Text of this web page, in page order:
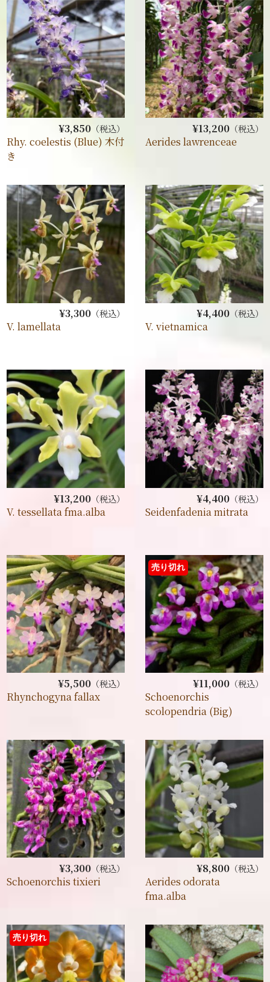
¥3,850（税込）
Rhy. coelestis (Blue) 木付
き
¥13,200（税込）
Aerides lawrenceae
¥3,300（税込）
V. lamellata
¥4,400（税込）
V. vietnamica
¥13,200（税込）
V. tessellata fma.alba
¥4,400（税込）
Seidenfadenia mitrata
¥5,500（税込）
Rhynchogyna fallax
¥11,000（税込）
売り切れ
Schoenorchis
scolopendria (Big)
¥3,300（税込）
Schoenorchis tixieri
¥8,800（税込）
Aerides odorata
fma.alba
売り切れ